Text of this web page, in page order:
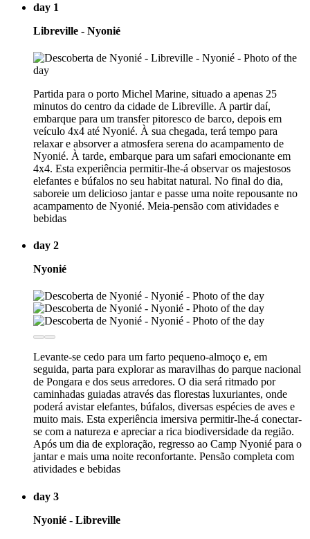
day 1
Libreville - Nyonié
Partida para o porto Michel Marine, situado a apenas 25
minutos do centro da cidade de Libreville. A partir daí,
embarque para um transfer pitoresco de barco, depois em
veículo 4x4 até Nyonié. À sua chegada, terá tempo para
relaxar e absorver a atmosfera serena do acampamento de
Nyonié. À tarde, embarque para um safari emocionante em
4x4. Esta experiência permitir-lhe-á observar os majestosos
elefantes e búfalos no seu habitat natural. No final do dia,
saboreie um delicioso jantar e passe uma noite repousante no
acampamento de Nyonié. Meia-pensão com atividades e
bebidas
day 2
Nyonié
Levante-se cedo para um farto pequeno-almoço e, em
seguida, parta para explorar as maravilhas do parque nacional
de Pongara e dos seus arredores. O dia será ritmado por
caminhadas guiadas através das florestas luxuriantes, onde
poderá avistar elefantes, búfalos, diversas espécies de aves e
muito mais. Esta experiência imersiva permitir-lhe-á conectar-
se com a natureza e apreciar a rica biodiversidade da região.
Após um dia de exploração, regresso ao Camp Nyonié para o
jantar e mais uma noite reconfortante. Pensão completa com
atividades e bebidas
day 3
Nyonié - Libreville